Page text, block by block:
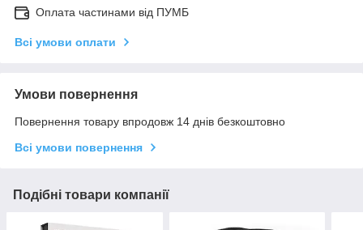
Оплата частинами від ПУМБ
Всі умови оплати
Умови повернення
Повернення товару впродовж 14 днів безкоштовно
Всі умови повернення
Подібні товари компанії